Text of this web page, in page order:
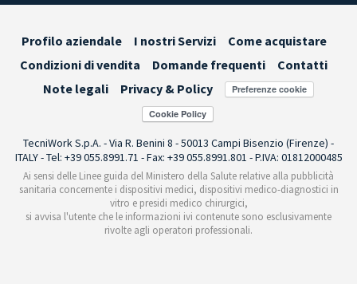
Profilo aziendale I nostri Servizi
Come acquistare
Condizioni di vendita
Domande frequenti
Contatti
Note legali
Privacy & Policy Preferenze cookie
TecniWork S.p.A. - Via R. Benini 8 - 50013 Campi Bisenzio (Firenze) -
ITALY - Tel: +39 055.8991.71 - Fax: +39 055.8991.801 - P.IVA: 01812000485
Ai sensi delle Linee guida del Ministero della Salute relative alla pubblicità
sanitaria concernente i dispositivi medici, dispositivi medico-diagnostici in
vitro e presidi medico chirurgici,
si avvisa l'utente che le informazioni ivi contenute sono esclusivamente
rivolte agli operatori professionali.